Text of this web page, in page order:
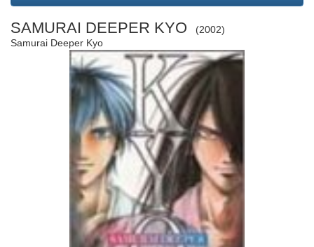
SAMURAI DEEPER KYO
2002
Samurai Deeper Kyo